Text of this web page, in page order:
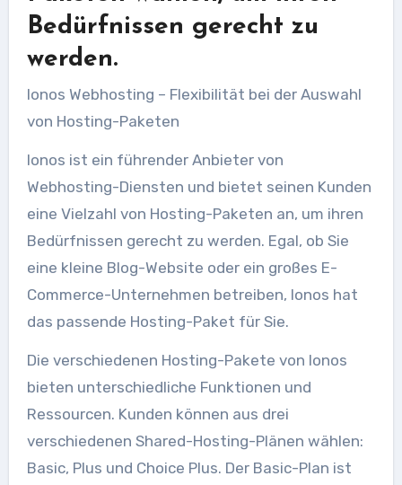
Bedürfnissen gerecht zu
werden.
Ionos Webhosting – Flexibilität bei der Auswahl
von Hosting-Paketen
Ionos ist ein führender Anbieter von
Webhosting-Diensten und bietet seinen Kunden
eine Vielzahl von Hosting-Paketen an, um ihren
Bedürfnissen gerecht zu werden. Egal, ob Sie
eine kleine Blog-Website oder ein großes E-
Commerce-Unternehmen betreiben, Ionos hat
das passende Hosting-Paket für Sie.
Die verschiedenen Hosting-Pakete von Ionos
bieten unterschiedliche Funktionen und
Ressourcen. Kunden können aus drei
verschiedenen Shared-Hosting-Plänen wählen:
Basic, Plus und Choice Plus. Der Basic-Plan ist